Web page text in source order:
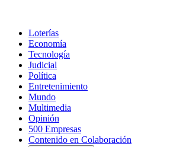
Loterías
Economía
Tecnología
Judicial
Política
Entretenimiento
Mundo
Multimedia
Opinión
500 Empresas
Contenido en Colaboración